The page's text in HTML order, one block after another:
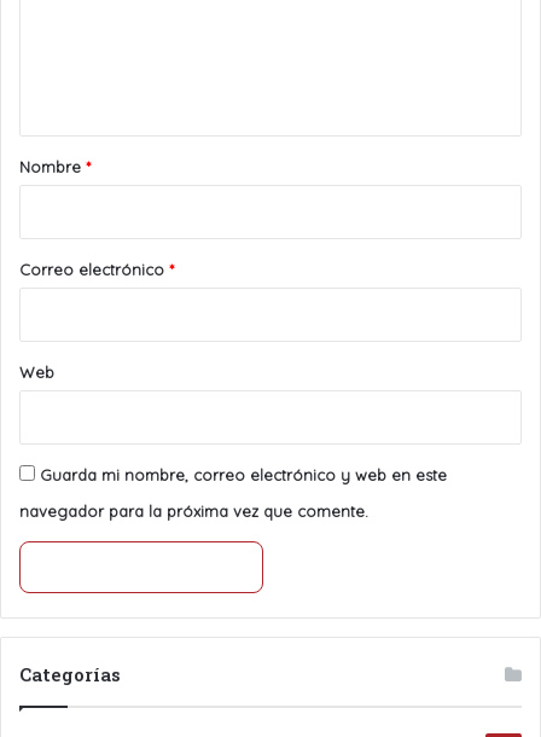
r
*
Nombre *
Correo electrónico *
Web
Guarda mi nombre, correo electrónico y web en este
navegador para la próxima vez que comente.
Categorías